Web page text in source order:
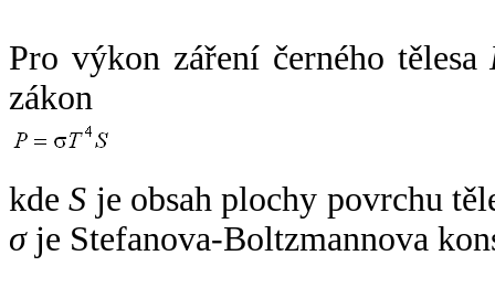
Pro výkon záření černého tělesa
zákon
kdeS je obsah plochy povrchu
σje Stefanova-Boltzmannova